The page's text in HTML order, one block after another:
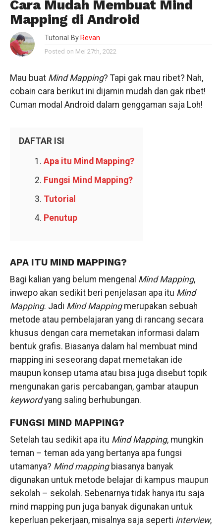
Cara Mudah Membuat Mind
Mapping di Android
Tutorial By Revan
Posted on Mei 27th, 2022
Mau buat Mind Mapping? Tapi gak mau ribet? Nah,
cobain cara berikut ini dijamin mudah dan gak ribet!
Cuman modal Android dalam genggaman saja Loh!
DAFTAR ISI
Apa itu Mind Mapping?
Fungsi Mind Mapping?
Tutorial
Penutup
APA ITU MIND MAPPING?
Bagi kalian yang belum mengenal Mind Mapping,
inwepo akan sedikit beri penjelasan apa itu Mind
Mapping. Jadi Mind Mappingmerupakan sebuah
metode atau pembelajaran yang di rancang secara
khusus dengan cara memetakan informasi dalam
bentuk grafis. Biasanya dalam hal membuat mind
mapping ini seseorang dapat memetakan ide
maupun konsep utama atau bisa juga disebut topik
mengunakan garis percabangan, gambar ataupun
keywordyang saling berhubungan.
FUNGSI MIND MAPPING?
Setelah tau sedikit apa itu Mind Mapping, mungkin
teman – teman ada yang bertanya apa fungsi
utamanya? Mind mappingbiasanya banyak
digunakan untuk metode belajar di kampus maupun
sekolah – sekolah. Sebenarnya tidak hanya itu saja
mind mapping pun juga banyak digunakan untuk
keperluan pekerjaan, misalnya saja seperti interview,